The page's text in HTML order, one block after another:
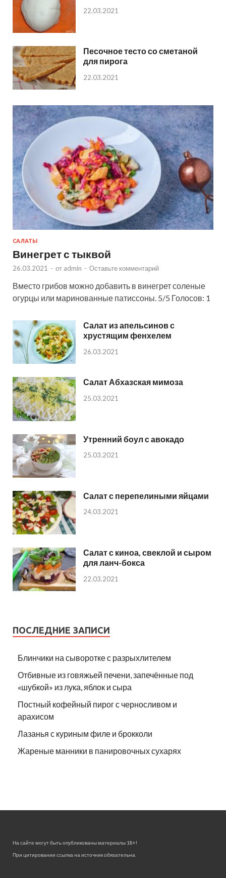
22.03.2021
Песочное тесто со сметаной
для пирога
22.03.2021
САЛАТЫ
Винегрет с тыквой
26.03.2021 - от admin - Оставьте комментарий
Вместо грибов можно добавить в винегрет соленые
огурцы или маринованные патиссоны. 5/5 Голосов: 1
Салат из апельсинов с
хрустящим фенхелем
26.03.2021
Салат Абхазская мимоза
25.03.2021
Утренний боул с авокадо
25.03.2021
Салат с перепелиными яйцами
24.03.2021
Салат с киноа, свеклой и сыром
для ланч-бокса
22.03.2021
ПОСЛЕДНИЕ ЗАПИСИ
Блинчики на сыворотке с разрыхлителем
Отбивные из говяжьей печени, запечённые под
«шубкой» из лука, яблок и сыра
Постный кофейный пирог с черносливом и
арахисом
Лазанья с куриным филе и брокколи
Жареные манники в панировочных сухарях
На сайте могут быть опубликованы материалы 18+!
При цитировании ссылка на источник обязательна.